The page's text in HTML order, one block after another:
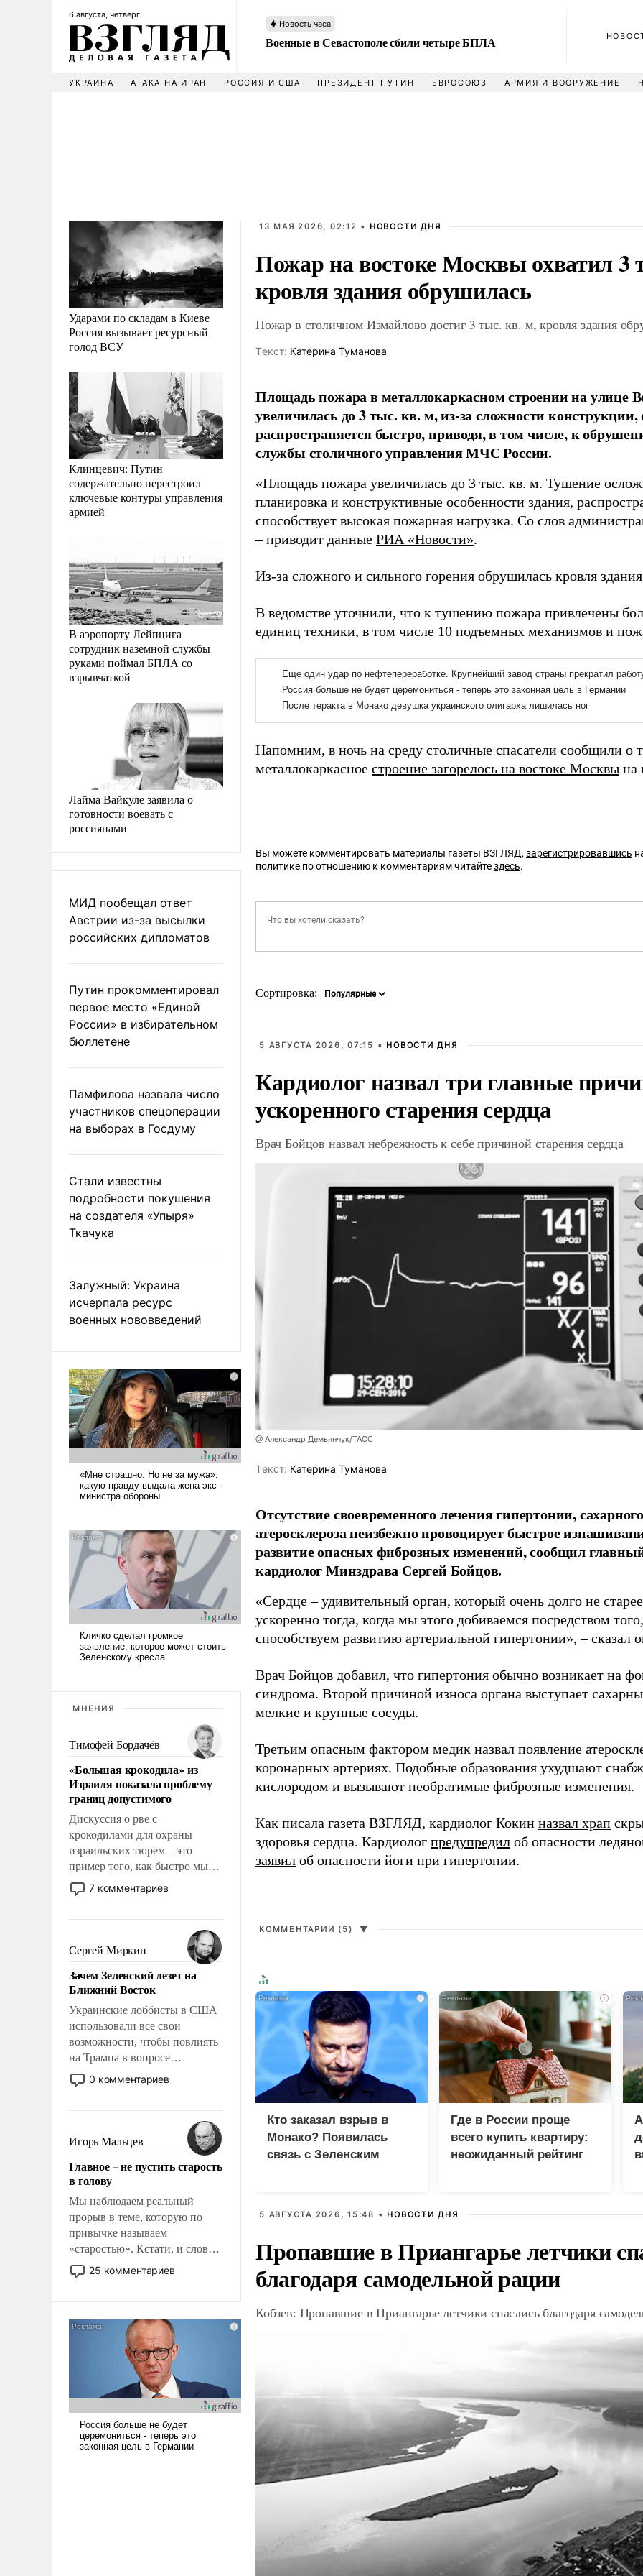
6 августа, четверг
Новость часа
Военные в Севастополе сбили четыре БПЛА
УКРАИНА АТАКА НА ИРАН РОССИЯ И США ПРЕЗИДЕНТ ПУТИН ЕВРОСОЮЗ АРМИЯ И ВООРУЖЕНИЕ
Ударами по складам в Киеве
Россия вызывает ресурсный
голод ВСУ
Клинцевич: Путин
содержательно перестроил
ключевые контуры управления
армией
В аэропорту Лейпцига
сотрудник наземной службы
руками поймал БПЛА со
взрывчаткой
Лайма Вайкуле заявила о
готовности воевать с
россиянами
МИД пообещал ответ
Австрии из-за высылки
российских дипломатов
Путин прокомментировал
первое место «Единой
России» в избирательном
бюллетене
Памфилова назвала число
участников спецоперации
на выборах в Госдуму
Стали известны
подробности покушения
на создателя «Упыря»
Ткачука
Залужный: Украина
исчерпала ресурс
военных нововведений
МНЕНИЯ
Тимофей Бордачёв
«Большая крокодила» из
Израиля показала проблему
границ допустимого
Дискуссия о рве с
крокодилами для охраны
израильских тюрем – это
пример того, как быстро мы
двигаемся по пути
революционных изменений.
псевдонаучной фантастики,
стало всерьез обсуждаемой
идеей.
7 комментариев
Сергей Миркин
Зачем Зеленский лезет на
Ближний Восток
Украинские лоббисты в США
использовали все свои
возможности, чтобы повлиять
на Трампа в вопросе
предоставления вооружений
своим нанимателям. Вероятно,
консультирует Киев, пришла в
голову мысль: хорошо бы
продемонстрировать, что
Украина вступила в
вооруженное противостояние
с Ираном.
0 комментариев
Игорь Мальцев
Главное – не пустить старость
в голову
Мы наблюдаем реальный
прорыв в теме, которую по
привычке называем
«старостью». Кстати, и слово-
то это уже стараются не
использовать – так же, как
что оно уже несет негативные
коннотации.
25 комментариев
13 МАЯ 2026, 02:12 • НОВОСТИ ДНЯ
Пожар на востоке Москвы охватил 3
кровля здания обрушилась
Пожар в столичном Измайлово достиг 3 тыс. кв. м, кровля здания
Tекст: Катерина Туманова
Площадь пожара в металлокаркасном строении на улице
увеличилась до 3 тыс. кв. м, из-за сложности конструкции,
распространяется быстро, приводя, в том числе, к
службы столичного управления МЧС России.
«Площадь пожара увеличилась до 3 тыс. кв. м. Тушение
планировка и конструктивные особенности здания,
способствует высокая пожарная нагрузка. Со слов
– приводит данные РИА «Новости».
Из-за сложного и сильного горения обрушилась кровля
В ведомстве уточнили, что к тушению пожара привлечены
единиц техники, в том числе 10 подъемных механизмов и
Напомним, в ночь на среду столичные спасатели сообщили о
металлокаркасное строение загорелось на востоке Москвы на
Вы можете комментировать материалы газеты ВЗГЛЯД, зарегистрировавшись
политике по отношению к комментариям читайтездесь.
Сортировка:
5 АВГУСТА 2026, 07:15 • НОВОСТИ ДНЯ
Кардиолог назвал три главные
ускоренного старения сердца
Врач Бойцов назвал небрежность к себе причиной старения сердца
@ Александр Демьянчук/ТАСС
Tекст: Катерина Туманова
Отсутствие своевременного лечения гипертонии,
атеросклероза неизбежно провоцирует быстрое
развитие опасных фиброзных изменений, сообщил
кардиолог Минздрава Сергей Бойцов.
«Сердце – удивительный орган, который очень долго не
ускоренно тогда, когда мы этого добиваемся посредством
способствуем развитию артериальной гипертонии», – сказал
Врач Бойцов добавил, что гипертония обычно возникает на
синдрома. Второй причиной износа органа выступает
мелкие и крупные сосуды.
Третьим опасным фактором медик назвал появление
коронарных артериях. Подобные образования ухудшают
кислородом и вызывают необратимые фиброзные изменения.
Как писала газета ВЗГЛЯД, кардиолог Кокин назвал храп
здоровья сердца. Кардиолог предупредил об опасности
заявил об опасности йоги при гипертонии.
КОММЕНТАРИИ (5) ▼
i
Кто заказал взрыв в
Монако? Появилась
связь с Зеленским
i
Где в России проще
всего купить квартиру:
неожиданный рейтинг
5 АВГУСТА 2026, 15:48 • НОВОСТИ ДНЯ
Пропавшие в Приангарье летчики
благодаря самодельной рации
Кобзев: Пропавшие в Приангарье летчики спаслись благодаря